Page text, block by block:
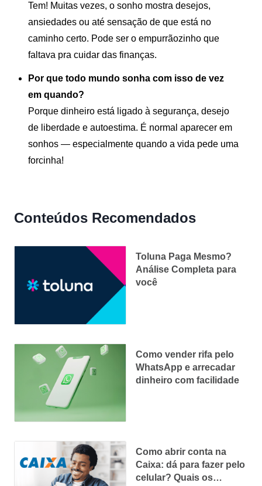
Tem! Muitas vezes, o sonho mostra desejos,
ansiedades ou até sensação de que está no
caminho certo. Pode ser o empurrãozinho que
faltava pra cuidar das finanças.
Por que todo mundo sonha com isso de vez
em quando?
Porque dinheiro está ligado à segurança, desejo
de liberdade e autoestima. É normal aparecer em
sonhos — especialmente quando a vida pede uma
forcinha!
Conteúdos Recomendados
Toluna Paga Mesmo?
Análise Completa para
você
Como vender rifa pelo
WhatsApp e arrecadar
dinheiro com facilidade
Como abrir conta na
Caixa: dá para fazer pelo
celular? Quais os